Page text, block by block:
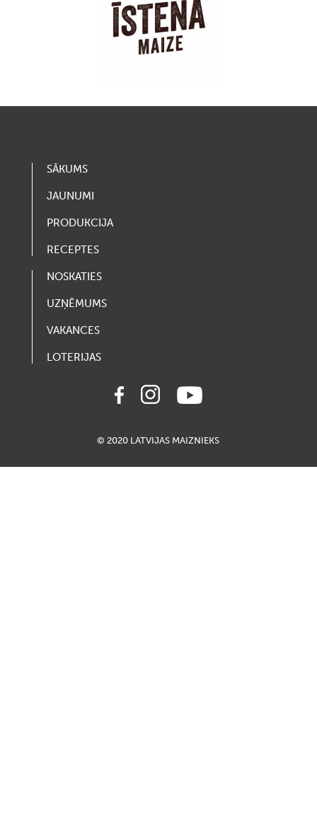
SĀKUMS
JAUNUMI
PRODUKCIJA
RECEPTES
NOSKATIES
UZŅĒMUMS
VAKANCES
LOTERIJAS
© 2020 LATVIJAS MAIZNIEKS